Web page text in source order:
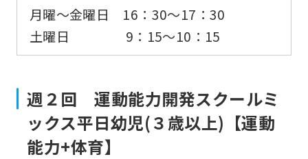
月曜～金曜日 16：30〜17：30
土曜日 9：15～10：15
週２回 運動能力開発スクールミ
ックス平日幼児(３歳以上)【運動
能力+体育】
translation.
The
translation
differ
from